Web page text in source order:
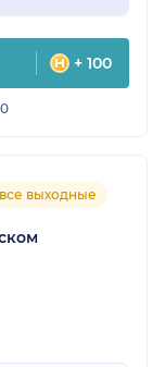
+ 100
выходные